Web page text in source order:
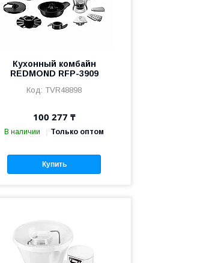
Кухонный комбайн
REDMOND RFP-3909
TVR48898
100 277 ₸
В наличии Только оптом
Купить